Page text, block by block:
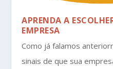
APRENDA A
EMPRESA
Como já falamos
sinais de que sua